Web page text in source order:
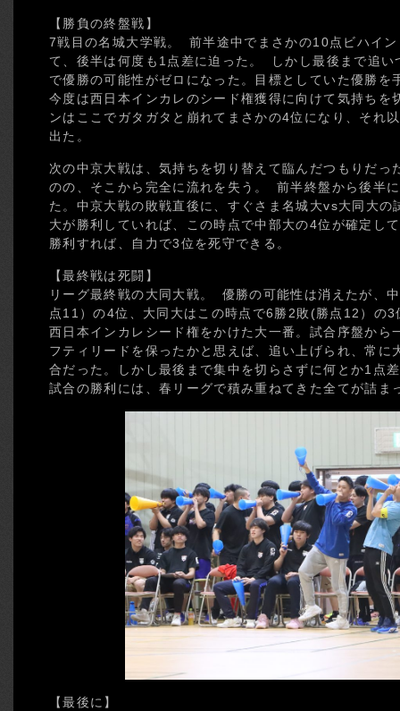
【勝負の終盤戦】
7戦目の名城大学戦。 前半途中でまさかの10点ビハイ
て、後半は何度も1点差に迫った。 しかし最後まで追
で優勝の可能性がゼロになった。目標としていた優勝を
今度は西日本インカレのシード権獲得に向けて気持ちを
ンはここでガタガタと崩れてまさかの4位になり、それ
出た。
次の中京大戦は、気持ちを切り替えて臨んだつもりだっ
のの、そこから完全に流れを失う。 前半終盤から後半
た。中京大戦の敗戦直後に、すぐさま名城大vs大同大の
大が勝利していれば、この時点で中部大の4位が確定し
勝利すれば、自力で3位を死守できる。
【最終戦は死闘】
リーグ最終戦の大同大戦。 優勝の可能性は消えたが、
点11）の4位、大同大はこの時点で6勝2敗(勝点12）の
西日本インカレシード権をかけた大一番。試合序盤から
フティリードを保ったかと思えば、追い上げられ、常に
合だった。しかし最後まで集中を切らさずに何とか1点
試合の勝利には、春リーグで積み重ねてきた全てが詰ま
【最後に】